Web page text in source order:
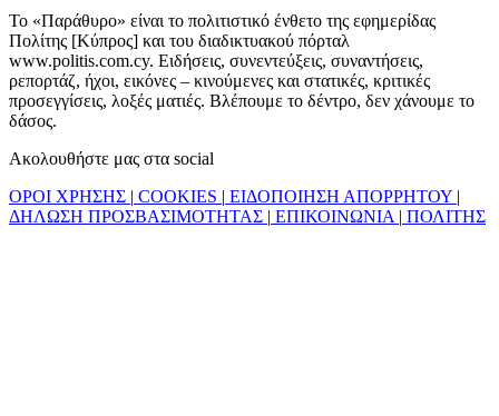
Το «Παράθυρο» είναι το πολιτιστικό ένθετο της εφημερίδας
Πολίτης [Κύπρος] και του διαδικτυακού πόρταλ
www.politis.com.cy. Ειδήσεις, συνεντεύξεις, συναντήσεις,
ρεπορτάζ, ήχοι, εικόνες – κινούμενες και στατικές, κριτικές
προσεγγίσεις, λοξές ματιές. Βλέπουμε το δέντρο, δεν χάνουμε το
δάσος.
Ακολουθήστε μας στα social
ΟΡΟΙ ΧΡΗΣΗΣ | COOKIES | ΕΙΔΟΠΟΙΗΣΗ ΑΠΟΡΡΗΤΟΥ |
ΔΗΛΩΣΗ ΠΡΟΣΒΑΣΙΜΟΤΗΤΑΣ | ΕΠΙΚΟΙΝΩΝΙΑ | ΠΟΛΙΤΗΣ